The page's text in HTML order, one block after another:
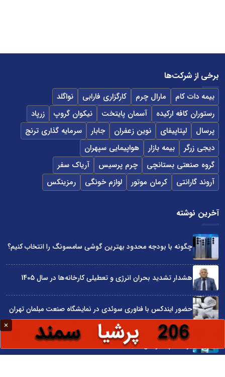
برخی از شرکت‌ها
بیمه دات کام مارال چرم کارگزاری فارابی
نواگلد
رستوران کافه ارکیده
آسمان پایتخت نیکوان گروپ
زرپاد
پرسال
لپتاپیفای نوین زعفران جابار
سرمایه گذاری ترنج
دیجی زرگر
بیمه بازار
هواپیمایی سپهران
گروه صنعتی بستانچی
چرم پرسیس
آریاک سفر
آروند گارانتی
کرمان موتور لوازم خونگی رمزینکس
آخرین نوشته
چگونه با بودجه محدود بهترین گوشی سامسونگ را انتخاب کنیم؟
هشدار تشدید بحران انرژی و تعطیلی کارخانه‌ها در سال 1405
حضور ایندکس با فناوری سوئدی در نمایشگاه صنعت مبلمان تهران
پیلبان و رهنما کالج؛ حامی استعدادها برای ورود آسان‌تر به
بوت‌کمپ سوشال مدیا